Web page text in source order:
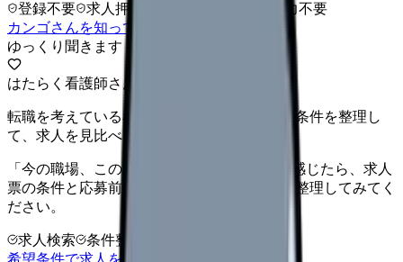
登録不要 求人押し売りなし
病院名は入力不要
カンゴさんを知ってから相談する
ゆっくり聞きます
はたらく看護師さん 求人
転職を考えている看護師さんへ。まずは希望条件を整理し
て、求人を見比べられます。
「今の職場、このままでいいのかな...」そう感じたら、求人
票の条件と応募前に確認したい不安を分けて整理してみてく
ださい。
求人検索 条件整理